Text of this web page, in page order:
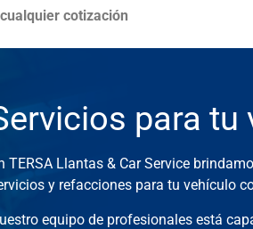
cotización
para tu
TERSA Llantas & Car Service
y refacciones para tu vehículo
equipo de profesionales está